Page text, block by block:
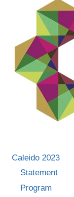
AL
Caleido 2023
Statement
Program